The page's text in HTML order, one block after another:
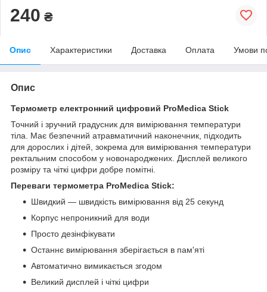
240 ₴
Опис Характеристики Доставка Оплата Умови
Опис
Термометр електронний цифровий ProMedica Stick
Точний і зручний градусник для вимірювання температури
тіла. Має безпечний атравматичний наконечник, підходить
для дорослих і дітей, зокрема для вимірювання температури
ректальним способом у новонароджених. Дисплей великого
розміру та чіткі цифри добре помітні.
Переваги термометра ProMedica Stick:
Швидкий — швидкість вимірювання від 25 секунд
Корпус непроникний для води
Просто дезінфікувати
Останнє вимірювання зберігається в пам'яті
Автоматично вимикається згодом
Великий дисплей і чіткі цифри